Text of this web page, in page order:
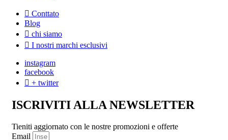
Conttato
Blog
chi siamo
I nostri marchi esclusivi
instagram
facebook
+ twitter
ISCRIVITI ALLA NEWSLETTER
Tieniti aggiornato con le nostre promozioni e offerte
Email